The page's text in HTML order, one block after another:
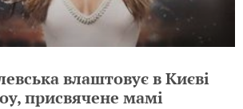
влаштовує в Києві
присвячене мамі